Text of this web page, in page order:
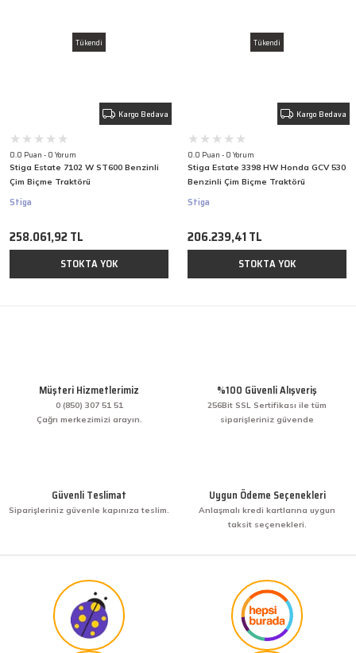
Tükendi
Kargo Bedava
0.0 Puan - 0 Yorum
Stiga Estate 7102 W ST600 Benzinli
Çim Biçme Traktörü
Stiga
258.061,92 TL
STOKTA YOK
Tükendi
Kargo Bedava
0.0 Puan - 0 Yorum
Stiga Estate 3398 HW Honda GCV 530
Benzinli Çim Biçme Traktörü
Stiga
206.239,41 TL
STOKTA YOK
Müşteri Hizmetlerimiz
0 (850) 307 51 51
Çağrı merkezimizi arayın.
%100 Güvenli Alışveriş
256Bit SSL Sertifikası ile tüm
siparişleriniz güvende
Güvenli Teslimat
Siparişleriniz güvenle kapınıza teslim.
Uygun Ödeme Seçenekleri
Anlaşmalı kredi kartlarına uygun
taksit seçenekleri.